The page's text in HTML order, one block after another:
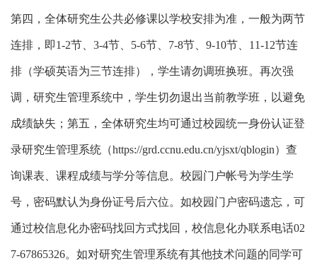
第四，全体研究生公共必修课以学校安排为准，一般为两节
连排，即1-2节、3-4节、5-6节、7-8节、9-10节、11-12节连
排（学硕英语为三节连排），学生请勿调班换班。再次强
调，研究生管理系统中，学生切勿退出当前教学班，以避免
成绩缺失；第五， 全体研究生均可通过校园统一身份认证登
录研究生管理系统（https://grd.ccnu.edu.cn/yjsxt/qblogin）查
询课表、课程成绩与学分等信息。校园门户帐号为学生学
号，密码默认为身份证号后六位。如校园门户密码遗忘，可
通过校信息化办密码找回方式找回，校信息化办联系电话02
7-67865326。如对研究生管理系统有其他技术问题的同学可